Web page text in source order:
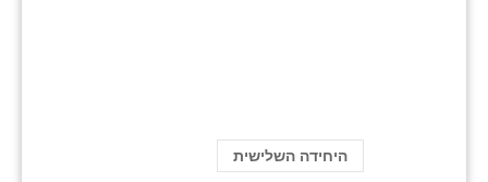
היחידה השלישית